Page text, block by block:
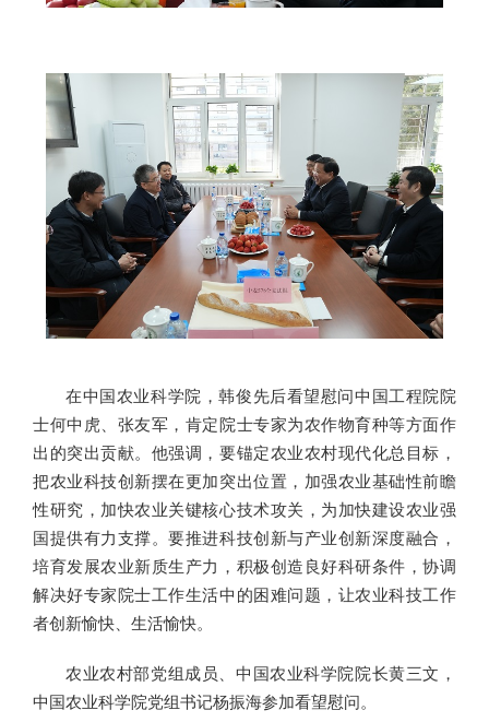
在中国农业科学院，韩俊先后看望慰问中国工程院院
士何中虎、张友军，肯定院士专家为农作物育种等方面作
出的突出贡献。他强调，要锚定农业农村现代化总目标，
把农业科技创新摆在更加突出位置，加强农业基础性前瞻
性研究，加快农业关键核心技术攻关，为加快建设农业强
国提供有力支撑。要推进科技创新与产业创新深度融合，
培育发展农业新质生产力，积极创造良好科研条件，协调
解决好专家院士工作生活中的困难问题，让农业科技工作
者创新愉快、生活愉快。
农业农村部党组成员、中国农业科学院院长黄三文，
中国农业科学院党组书记杨振海参加看望慰问。